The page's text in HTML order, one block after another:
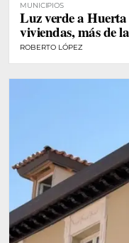
MUNICIPIOS
Luz verde a
viviendas, más de
ROBERTO LÓPEZ